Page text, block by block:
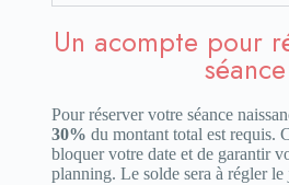
Un acompte pour
séance
Pour réserver votre séance
30% du montant total est requis.
bloquer votre date et de garantir
planning. Le solde sera à régler le